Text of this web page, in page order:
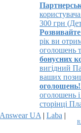
користувача!
300 грн
Розвивайте
рік ви
оголошень та
бонусних
вигідний
ваших
оголошень!
оголошень і
сторінці
Answear UA | Laba |